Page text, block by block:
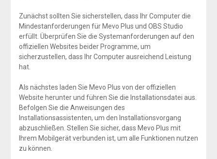
Zunächst sollten Sie sicherstellen, dass Ihr Computer die
Mindestanforderungen für Mevo Plus und OBS Studio
erfüllt. Überprüfen Sie die Systemanforderungen auf den
offiziellen Websites beider Programme, um
sicherzustellen, dass Ihr Computer ausreichend Leistung
hat.
Als nächstes laden Sie Mevo Plus von der offiziellen
Website herunter und führen Sie die Installationsdatei aus.
Befolgen Sie die Anweisungen des
Installationsassistenten, um den Installationsvorgang
abzuschließen. Stellen Sie sicher, dass Mevo Plus mit
Ihrem Mobilgerät verbunden ist, um alle Funktionen nutzen
zu können.